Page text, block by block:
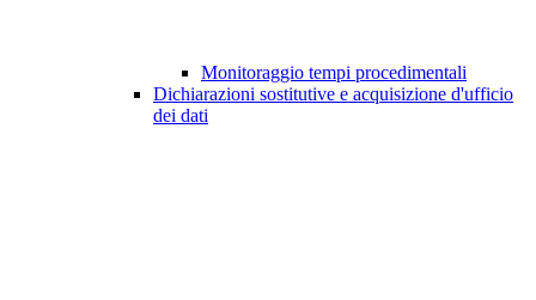
Monitoraggio tempi procedimentali
Dichiarazioni sostitutive e acquisizione d'ufficio
dei dati